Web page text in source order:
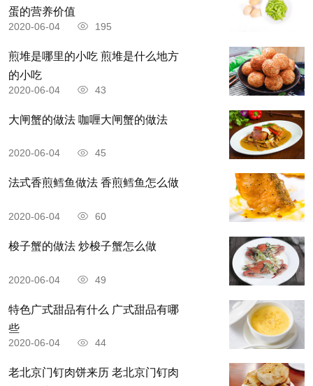
蛋的营养价值
2020-06-04 195
煎堆是哪里的小吃 煎堆是什么地方
的小吃
2020-06-04 43
大闸蟹的做法 咖喱大闸蟹的做法
2020-06-04 45
法式香煎鳕鱼做法 香煎鳕鱼怎么做
2020-06-04 60
梭子蟹的做法 炒梭子蟹怎么做
2020-06-04 49
特色广式甜品有什么 广式甜品有哪
些
2020-06-04 44
老北京门钉肉饼来历 老北京门钉肉